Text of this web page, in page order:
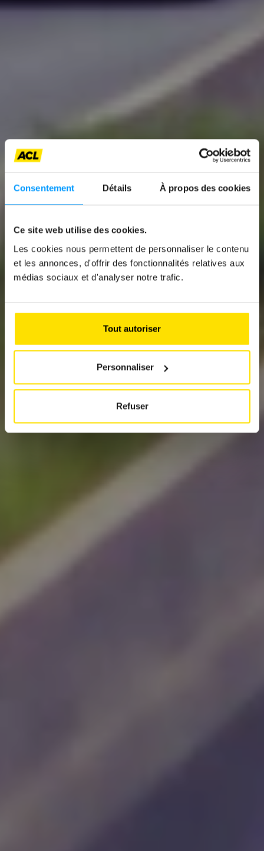
Consentement Détails À propos des cookies
Ce site web utilise des cookies.
Les cookies nous permettent de personnaliser le contenu
et les annonces, d'offrir des fonctionnalités relatives aux
médias sociaux et d'analyser notre trafic.
Tout autoriser
Personnaliser
Refuser
News
ON THE ROADS THIS
TO AVOID